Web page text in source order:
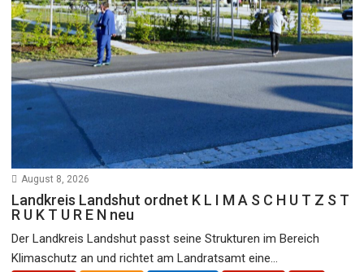
August 8, 2026
Landkreis Landshut ordnet K L I M A S C H U T Z S T
R U K T U R E N neu
Der Landkreis Landshut passt seine Strukturen im Bereich
Klimaschutz an und richtet am Landratsamt eine...